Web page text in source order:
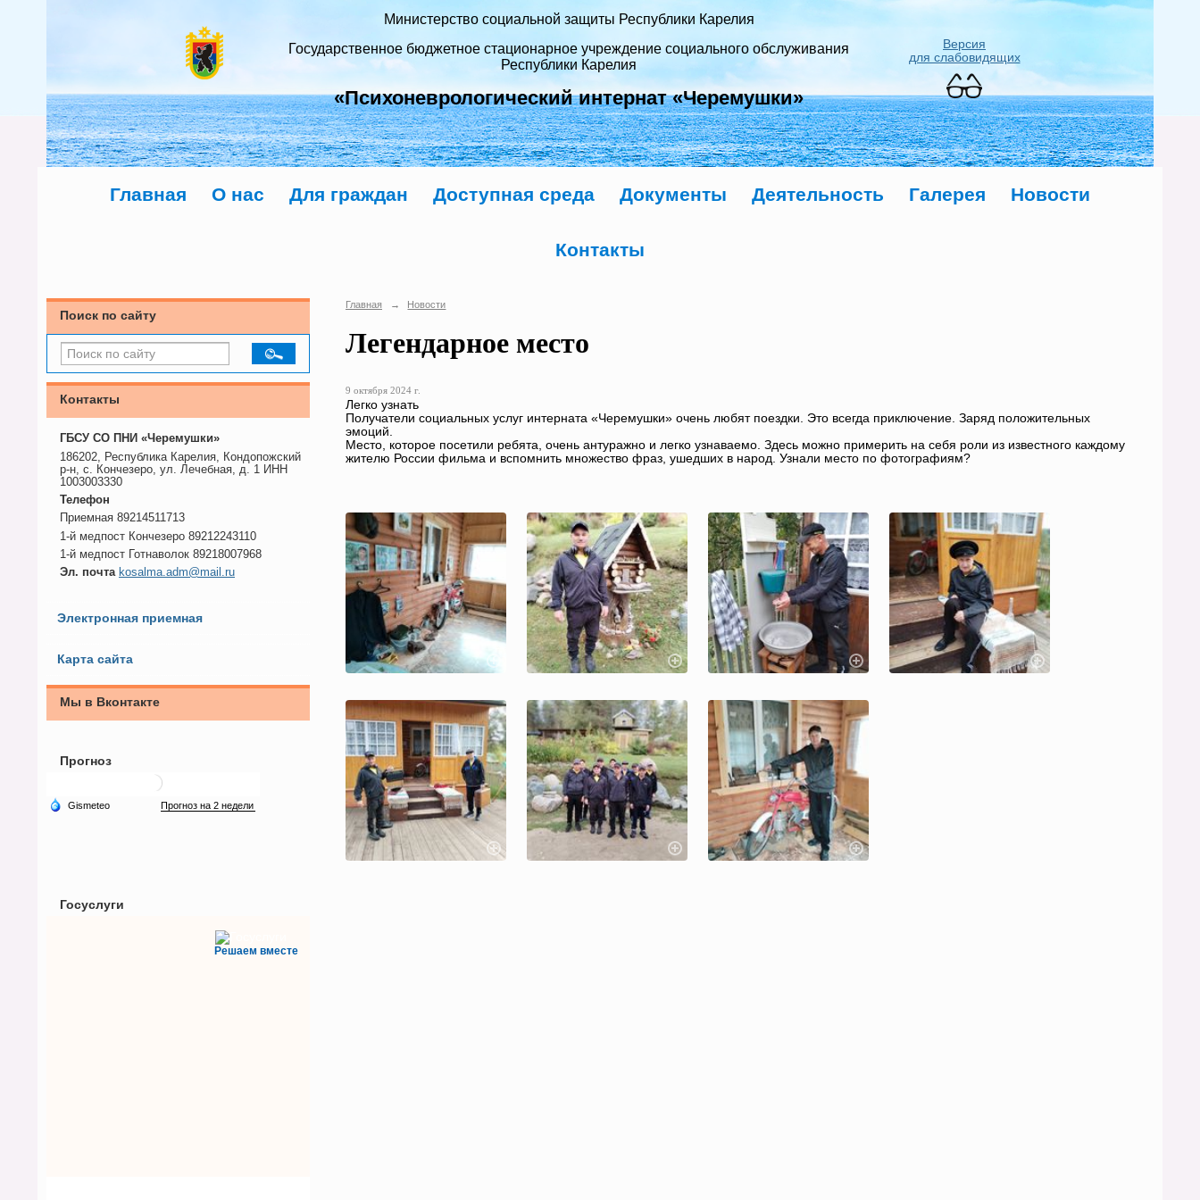
Министерство социальной защиты Республики Карелия
Государственное бюджетное стационарное учреждение социального обслуживания
Республики Карелия
«Психоневрологический интернат «Черемушки»
Версия
для слабовидящих
Главная О нас Для граждан Доступная среда Документы Деятельность Галерея Новости
Контакты
Поиск по сайту
Контакты
ГБСУ СО ПНИ «Черемушки»
186202, Республика Карелия, Кондопожский
р-н, с. Кончезеро, ул. Лечебная, д. 1 ИНН
1003003330
Телефон
Приемная 89214511713
1-й медпост Кончезеро 89212243110
1-й медпост Готнаволок 89218007968
Эл. почта kosalma.adm@mail.ru
Электронная приемная
Карта сайта
Мы в Вконтакте
Прогноз
Госуслуги
Решаем вместе
Главная → Новости
Легендарное место
9 октября 2024 г.
Легко узнать
Получатели социальных услуг интерната «Черемушки» очень любят поездки. Это всегда приключение. Заряд положительных
эмоций.
Место, которое посетили ребята, очень антуражно и легко узнаваемо. Здесь можно примерить на себя роли из известного каждому
жителю России фильма и вспомнить множество фраз, ушедших в народ. Узнали место по фотографиям?